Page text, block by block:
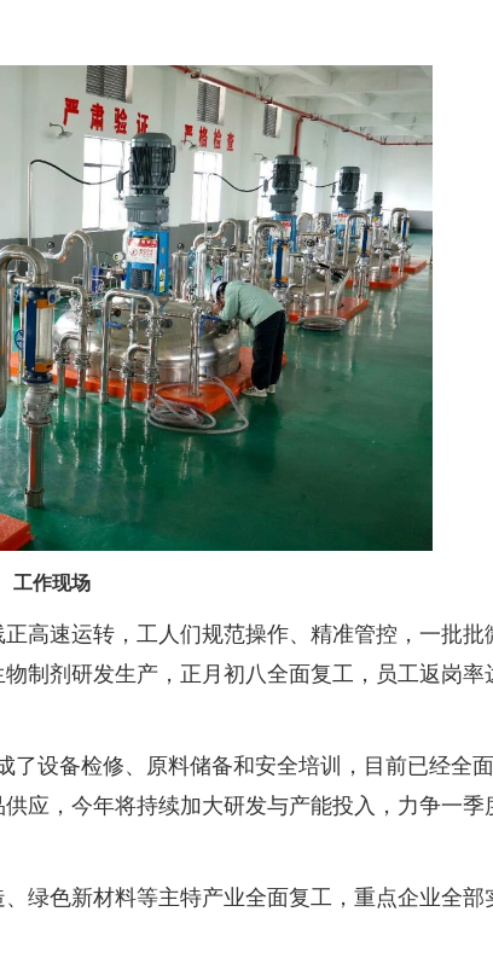
工作现场
高速运转，工人们规范操作、精准管控，一批
制剂研发生产，正月初八全面复工，员工返岗率
设备检修、原料储备和安全培训，目前已经全
应，今年将持续加大研发与产能投入，力争一
绿色新材料等主特产业全面复工，重点企业全部